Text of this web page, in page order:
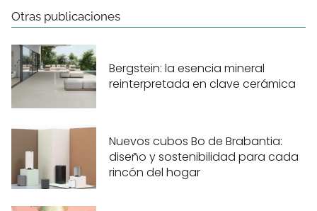
Otras publicaciones
Bergstein: la esencia mineral
reinterpretada en clave cerámica
Nuevos cubos Bo de Brabantia:
diseño y sostenibilidad para cada
rincón del hogar